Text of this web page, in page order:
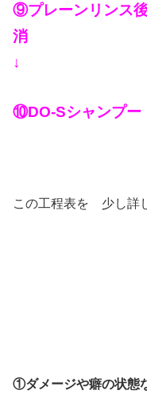
⑨プレーンリンス
消
↓
⑩DO-Sシャンプ
この工程表を 少し詳
①ダメージや癖の状態